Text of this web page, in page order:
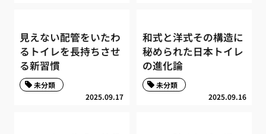
見えない配管をいたわ
るトイレを長持ちさせ
る新習慣
2025.09.17
未分類
和式と洋式その構造に
秘められた日本トイレ
の進化論
2025.09.16
未分類